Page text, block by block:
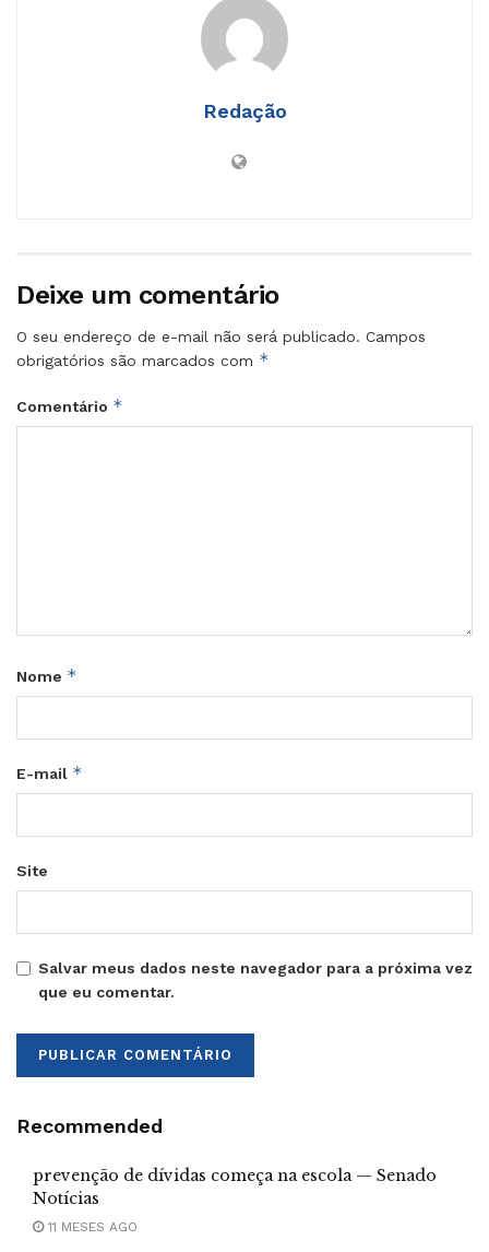
Redação
Deixe um comentário
O seu endereço de e-mail não será publicado. Campos
obrigatórios são marcados com *
Comentário *
Nome *
E-mail *
Site
Salvar meus dados neste navegador para a próxima vez
que eu comentar.
Recommended
prevenção de dívidas começa na escola — Senado
Notícias
11 MESES AGO